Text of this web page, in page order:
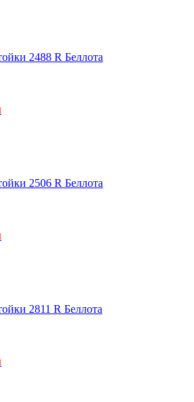
2488 R Беллота
2506 R Беллота
2811 R Беллота